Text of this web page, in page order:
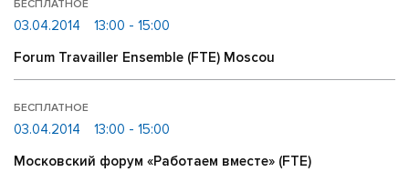
БЕСПЛАТНОЕ
03.04.2014
13:00 - 15:00
Forum Travailler Ensemble (FTE) Moscou
БЕСПЛАТНОЕ
03.04.2014
13:00 - 15:00
Московский форум «Работаем вместе» (FTE)